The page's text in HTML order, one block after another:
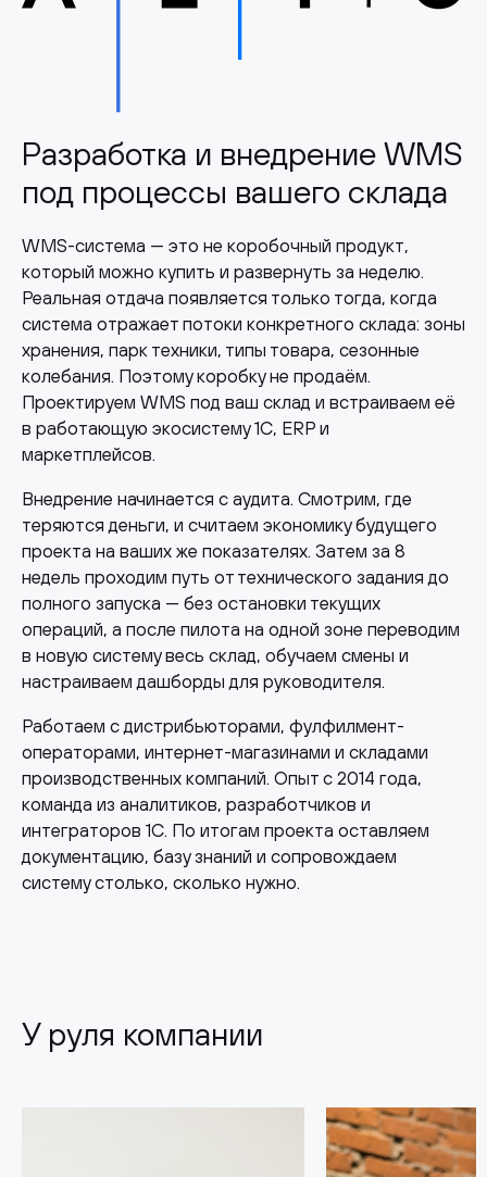
Разработка и внедрение WMS
под процессы вашего склада
WMS-система — это не коробочный продукт,
который можно купить и развернуть за неделю.
Реальная отдача появляется только тогда, когда
система отражает потоки конкретного склада: зоны
хранения, парк техники, типы товара, сезонные
колебания. Поэтому коробку не продаём.
Проектируем WMS под ваш склад и встраиваем её
в работающую экосистему 1С, ERP и
маркетплейсов.
Внедрение начинается с аудита. Смотрим, где
теряются деньги, и считаем экономику будущего
проекта на ваших же показателях. Затем за 8
недель проходим путь от технического задания до
полного запуска — без остановки текущих
операций, а после пилота на одной зоне переводим
в новую систему весь склад, обучаем смены и
настраиваем дашборды для руководителя.
Работаем с дистрибьюторами, фулфилмент-
операторами, интернет-магазинами и складами
производственных компаний. Опыт с 2014 года,
команда из аналитиков, разработчиков и
интеграторов 1С. По итогам проекта оставляем
документацию, базу знаний и сопровождаем
систему столько, сколько нужно.
У руля компании